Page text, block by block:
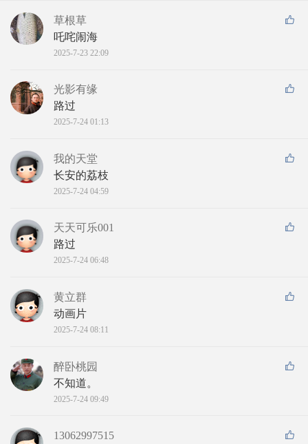
草根草
吒咤闹海
2025-7-23 22:09
光影有缘
路过
2025-7-24 01:13
我的天堂
长安的荔枝
2025-7-24 04:59
天天可乐001
路过
2025-7-24 06:48
黄立群
动画片
2025-7-24 08:11
醉卧桃园
不知道。
2025-7-24 09:49
13062997515